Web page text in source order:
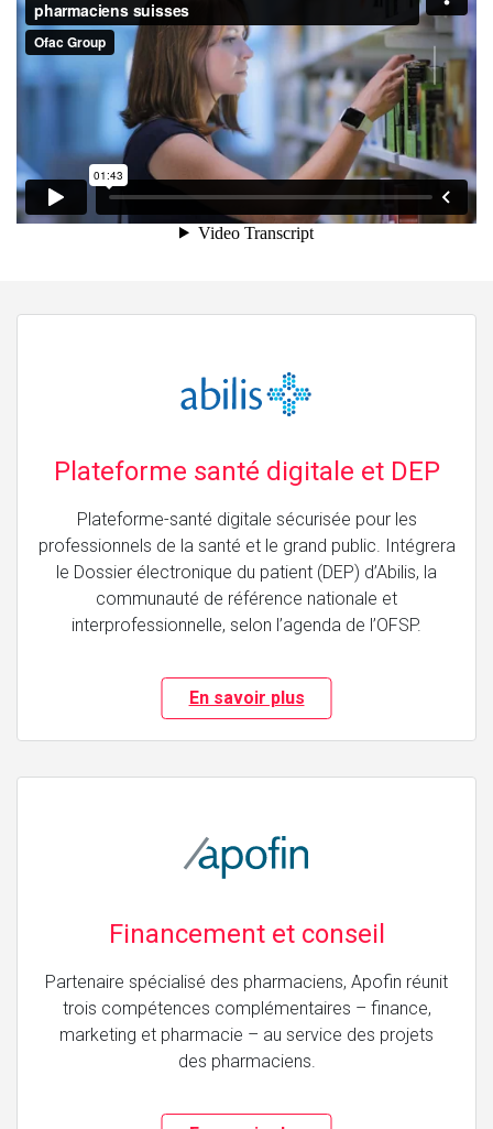
Plateforme santé digitale et DEP
Plateforme-santé digitale sécurisée pour les
professionnels de la santé et le grand public. Intégrera
le Dossier électronique du patient (DEP) d’Abilis, la
communauté de référence nationale et
interprofessionnelle, selon l’agenda de l’OFSP.
En savoir plus
Financement et conseil
Partenaire spécialisé des pharmaciens, Apofin réunit
trois compétences complémentaires – finance,
marketing et pharmacie – au service des projets
des pharmaciens.